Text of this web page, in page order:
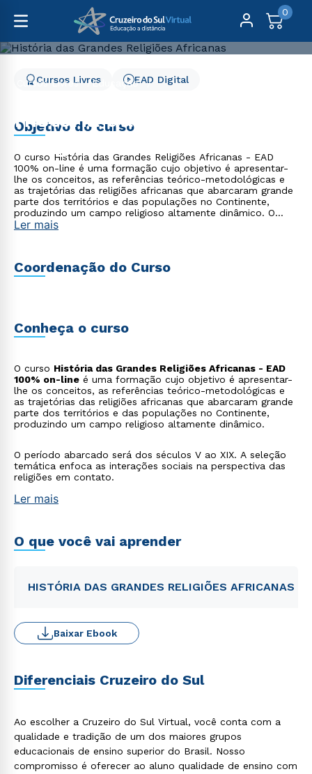
0
Cursos Livres
Educação
História das Grandes
Religiões Africanas
Cursos Livres EAD Digital
Objetivo do curso
O curso História das Grandes Religiões Africanas - EAD
100% on-line é uma formação cujo objetivo é apresentar-
lhe os conceitos, as referências teórico-metodológicas e
as trajetórias das religiões africanas que abarcaram grande
parte dos territórios e das populações no Continente,
produzindo um campo religioso altamente dinâmico. O
período abarcado será dos séculos V ao XIX. A seleção
Ler mais
Coordenação do Curso
Conheça o curso
O curso História das Grandes Religiões Africanas - EAD
100% on-line é uma formação cujo objetivo é apresentar-
lhe os conceitos, as referências teórico-metodológicas e
as trajetórias das religiões africanas que abarcaram grande
parte dos territórios e das populações no Continente,
produzindo um campo religioso altamente dinâmico.
O período abarcado será dos séculos V ao XIX. A seleção
temática enfoca as interações sociais na perspectiva das
religiões em contato.
Ler mais
O que você vai aprender
HISTÓRIA DAS GRANDES RELIGIÕES AFRICANAS
Baixar Ebook
Diferenciais Cruzeiro do Sul
Ao escolher a Cruzeiro do Sul Virtual, você conta com a
qualidade e tradição de um dos maiores grupos
educacionais de ensino superior do Brasil. Nosso
compromisso é oferecer ao aluno qualidade de ensino com